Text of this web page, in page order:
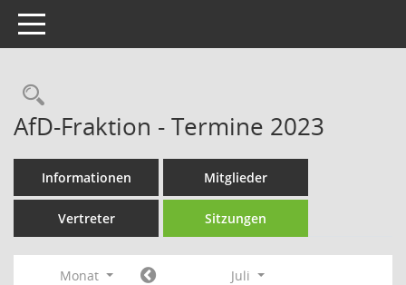
Toggle navigation
Rechercheauswahl
AfD-Fraktion - Termine 2023
Informationen Mitglieder
Vertreter Sitzungen
Monat
Juli